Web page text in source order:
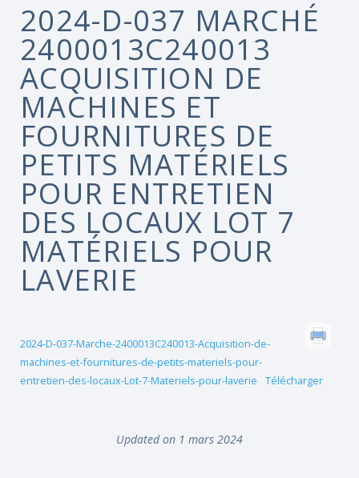
2024-D-037 MARCHÉ
2400013C240013
ACQUISITION DE
MACHINES ET
FOURNITURES DE
PETITS MATÉRIELS
POUR ENTRETIEN
DES LOCAUX LOT 7
MATÉRIELS POUR
LAVERIE
2024-D-037-Marche-2400013C240013-Acquisition-de-
machines-et-fournitures-de-petits-materiels-pour-
entretien-des-locaux-Lot-7-Materiels-pour-laverie
Télécharger
Updated on 1 mars 2024